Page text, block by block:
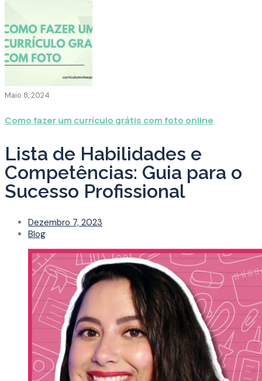
Maio 8, 2024
Como fazer um currículo grátis com foto online
Lista de Habilidades e
Competências: Guia para o
Sucesso Profissional
Dezembro 7, 2023
Blog